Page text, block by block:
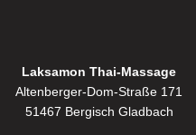
Laksamon Thai-Massage
Altenberger-Dom-Straße 171
51467 Bergisch Gladbach